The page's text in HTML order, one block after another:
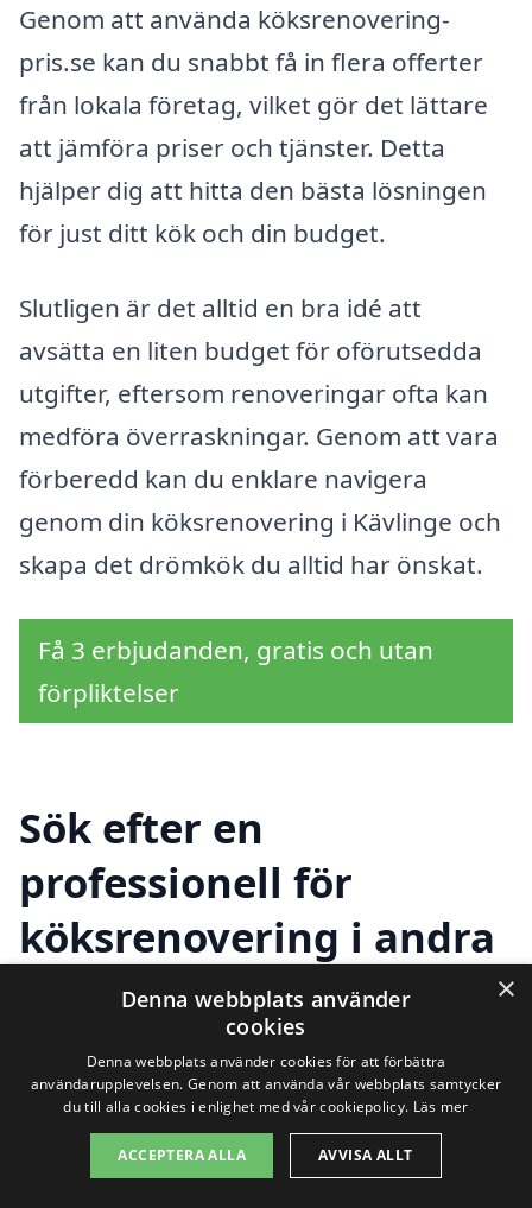
Genom att använda köksrenovering-
pris.se kan du snabbt få in flera offerter
från lokala företag, vilket gör det lättare
att jämföra priser och tjänster. Detta
hjälper dig att hitta den bästa lösningen
för just ditt kök och din budget.
Slutligen är det alltid en bra idé att
avsätta en liten budget för oförutsedda
utgifter, eftersom renoveringar ofta kan
medföra överraskningar. Genom att vara
förberedd kan du enklare navigera
genom din köksrenovering i Kävlinge och
skapa det drömkök du alltid har önskat.
Få 3 erbjudanden, gratis och utan
förpliktelser
Sök efter en
professionell för
köksrenovering i andra
städer nära Kävlinge
Att renovera sitt kök är en stor
investering och ett viktigt projekt som kan
förvandla hela hemmet. Om du är bosatt i
×
Denna webbplats använder
cookies
Denna webbplats använder cookies för att förbättra
användarupplevelsen. Genom att använda vår webbplats samtycker
du till alla cookies i enlighet med vår cookiepolicy. Läs mer
ACCEPTERA ALLA AVVISA ALLT